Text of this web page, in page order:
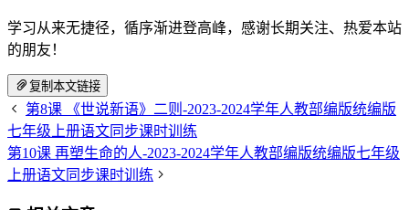
学习从来无捷径，循序渐进登高峰，感谢长期关注、热爱本站
的朋友！
复制本文链接
第8课 《世说新语》二则-2023-2024学年人教部编版统编版
七年级上册语文同步课时训练
第10课 再塑生命的人-2023-2024学年人教部编版统编版七年级
上册语文同步课时训练